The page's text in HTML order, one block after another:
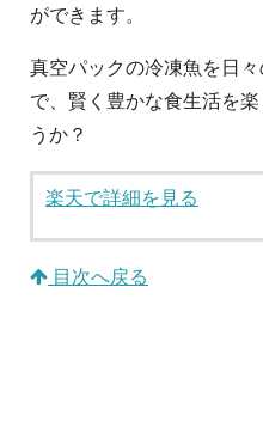
ができます。
真空パックの冷凍魚を日
で、賢く豊かな食生活を
うか？
楽天で詳細を見る
目次へ戻る